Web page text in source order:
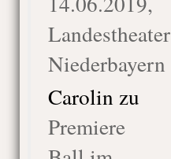
Landestheater
Niederbayern
Carolin zu
Premiere